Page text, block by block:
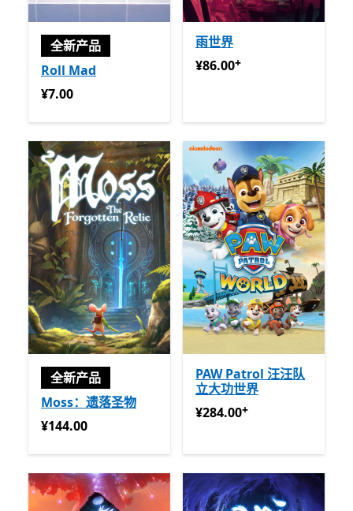
全新产品
Roll Mad
¥7.00
¥7.00
雨世界
¥86.00提供应用内购买
¥86.00+
全新产品
Moss：遗落圣物
¥144.00
¥144.00
PAW Patrol 汪汪队
立大功世界
¥284.00提供应用内购买
¥284.00+